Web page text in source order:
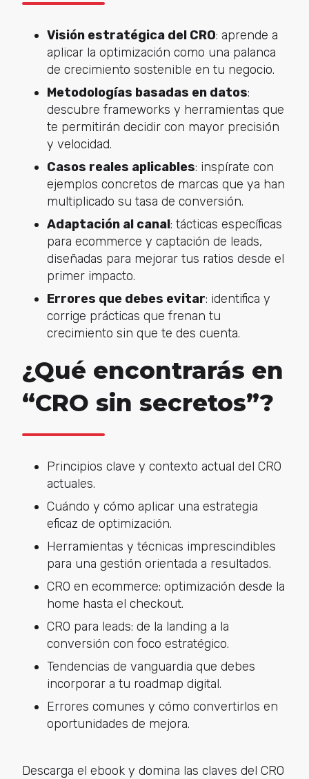
Visión estratégica del CRO: aprende a
aplicar la optimización como una palanca
de crecimiento sostenible en tu negocio.
Metodologías basadas en datos:
descubre frameworks y herramientas que
te permitirán decidir con mayor precisión
y velocidad.
Casos reales aplicables: inspírate con
ejemplos concretos de marcas que ya han
multiplicado su tasa de conversión.
Adaptación al canal: tácticas específicas
para ecommerce y captación de leads,
diseñadas para mejorar tus ratios desde el
primer impacto.
Errores que debes evitar: identifica y
corrige prácticas que frenan tu
crecimiento sin que te des cuenta.
¿Qué encontrarás en
“CRO sin secretos”?
Principios clave y contexto actual del CRO
actuales.
Cuándo y cómo aplicar una estrategia
eficaz de optimización.
Herramientas y técnicas imprescindibles
para una gestión orientada a resultados.
CRO en ecommerce: optimización desde la
home hasta el checkout.
CRO para leads: de la landing a la
conversión con foco estratégico.
Tendencias de vanguardia que debes
incorporar a tu roadmap digital.
Errores comunes y cómo convertirlos en
oportunidades de mejora.
Descarga el ebook y domina las claves del CRO